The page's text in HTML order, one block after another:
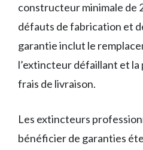
constructeur minimale de
défauts de fabrication et
garantie inclut le
l’extincteur défaillant et la
frais de livraison.
Les extincteurs
bénéficier de garanties